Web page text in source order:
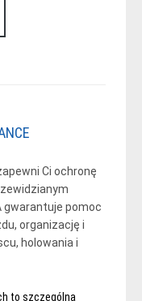
Ci ochronę
gwarantuje pomoc
organizację i
holowania i
to szczególna